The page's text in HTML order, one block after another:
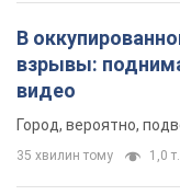
В
взрывы:
видео
Город, вероятно,
35 хвилин тому 1,0 т.